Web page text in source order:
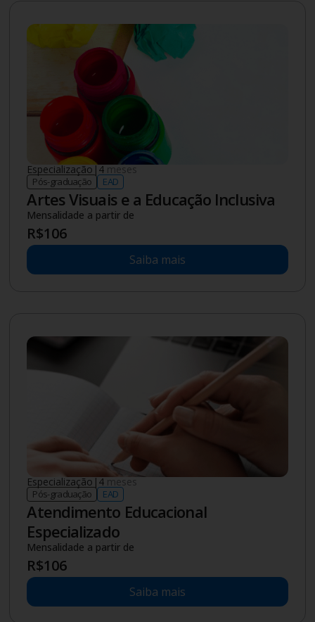
Especialização|4 meses
Pós-graduação EAD
Artes Visuais e a Educação Inclusiva
Mensalidade a partir de
R$106
Saiba mais
Especialização|4 meses
Pós-graduação EAD
Atendimento Educacional
Especializado
Mensalidade a partir de
R$106
Saiba mais